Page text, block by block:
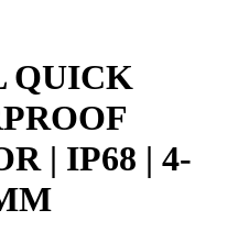
QUICK
| IP68 | 4-